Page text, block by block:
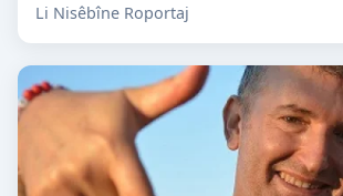
Li Nisêbîne Roportaj